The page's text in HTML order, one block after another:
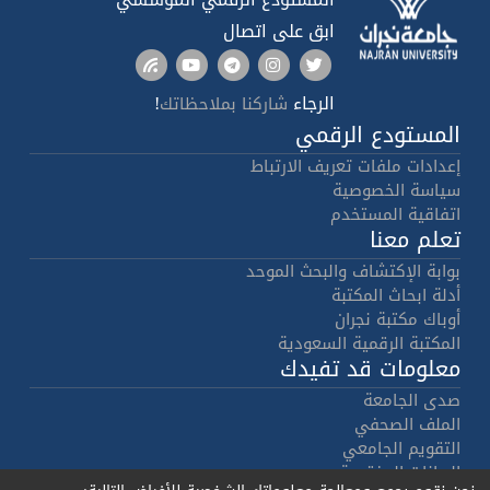
ابق على اتصال
الرجاء شاركنا بملاحظاتك!
المستودع الرقمي
إعدادات ملفات تعريف الارتباط
سياسة الخصوصية
اتفاقية المستخدم
تعلم معنا
بوابة الإكتشاف والبحث الموحد
أدلة ابحاث المكتبة
أوباك مكتبة نجران
المكتبة الرقمية السعودية
معلومات قد تفيدك
صدى الجامعة
الملف الصحفي
التقويم الجامعي
البيانات المفتوحة